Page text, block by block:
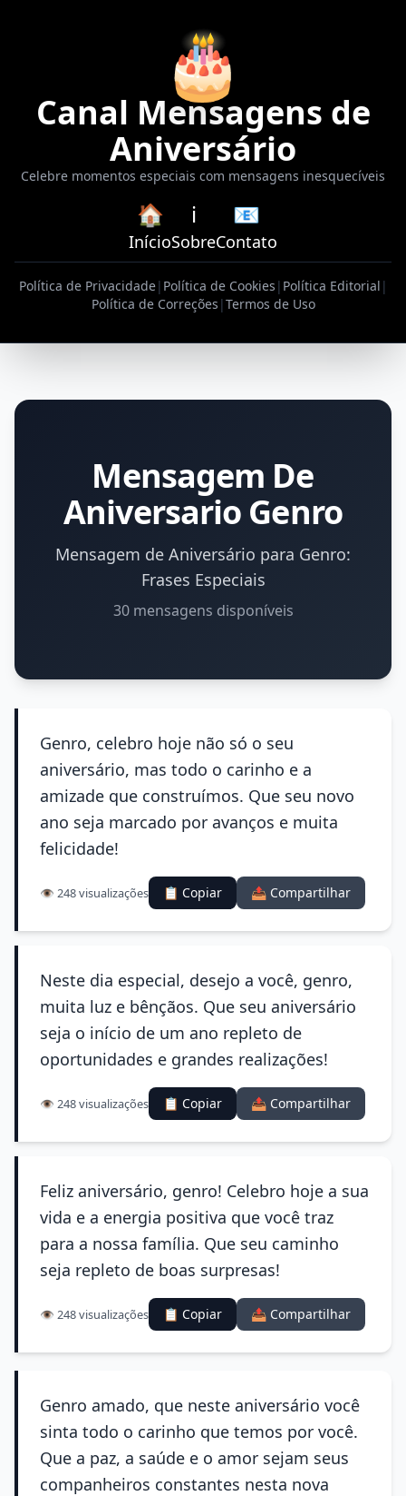
🎂
Canal Mensagens de
Aniversário
Celebre momentos especiais com mensagens inesquecíveis
🏠
Início
ℹ️
Sobre
📧
Contato
Política de Privacidade| Política de Cookies | Política Editorial |
Política de Correções |Termos de Uso
Mensagem De
Aniversario Genro
Mensagem de Aniversário para Genro:
Frases Especiais
30 mensagens disponíveis
Genro, celebro hoje não só o seu
aniversário, mas todo o carinho e a
amizade que construímos. Que seu novo
ano seja marcado por avanços e muita
felicidade!
👁️ 248 visualizações 📋 Copiar 📤 Compartilhar
Neste dia especial, desejo a você, genro,
muita luz e bênçãos. Que seu aniversário
seja o início de um ano repleto de
oportunidades e grandes realizações!
👁️ 248 visualizações 📋 Copiar 📤 Compartilhar
Feliz aniversário, genro! Celebro hoje a sua
vida e a energia positiva que você traz
para a nossa família. Que seu caminho
seja repleto de boas surpresas!
👁️ 248 visualizações 📋 Copiar 📤 Compartilhar
Genro amado, que neste aniversário você
sinta todo o carinho que temos por você.
Que a paz, a saúde e o amor sejam seus
companheiros constantes nesta nova